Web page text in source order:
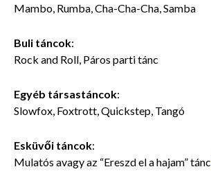
Mambo, Rumba, Cha-Cha-Cha, Samba
Buli táncok:
Rock and Roll, Páros parti tánc
Egyéb társastáncok:
Slowfox, Foxtrott, Quickstep, Tangó
Esküvői táncok:
Mulatós avagy az “Ereszd el a hajam” tánc